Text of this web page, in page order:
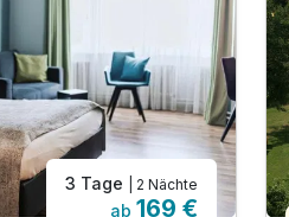
3 Tage | 2 Nächte
ab 169 €